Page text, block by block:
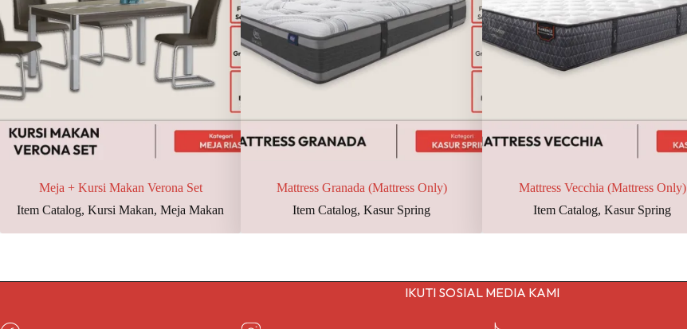
Meja + Kursi Makan Verona Set
Item Catalog,Kursi Makan,Meja Makan
Mattress Granada (Mattress Only)
Item Catalog,Kasur Spring
Mattress Vecchia (Mattress Only)
Item Catalog,Kasur Spring
IKUTI SOSIAL MEDIA KAMI